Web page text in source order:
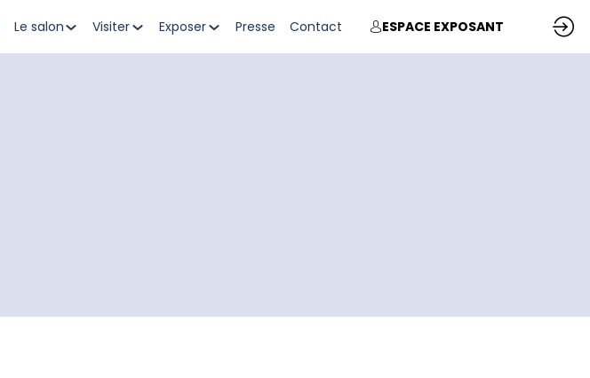
Le salon Visiter Exposer Presse Contact ESPACE EXPOSANT